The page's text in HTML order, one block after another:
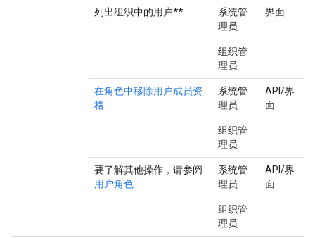
列出组织中的用户**
系统管
理员
组织管
理员
界面
在角色中移除用户成员资
格
系统管
理员
组织管
理员
API/界
面
要了解其他操作，请参阅
用户角色
系统管
理员
组织管
理员
API/界
面